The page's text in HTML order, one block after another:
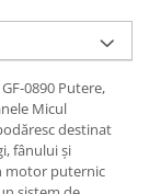
0890 Putere,
Micul
destinat
fânului și
motor puternic